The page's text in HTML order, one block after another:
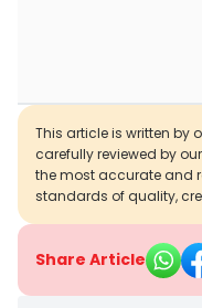
This article is written by
carefully reviewed by
the most accurate and
standards of quality,
Share Article